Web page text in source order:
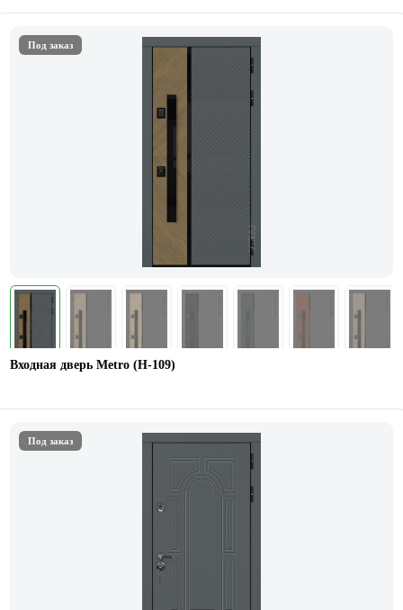
Под заказ
Входная дверь Metro (Н-109)
Под заказ